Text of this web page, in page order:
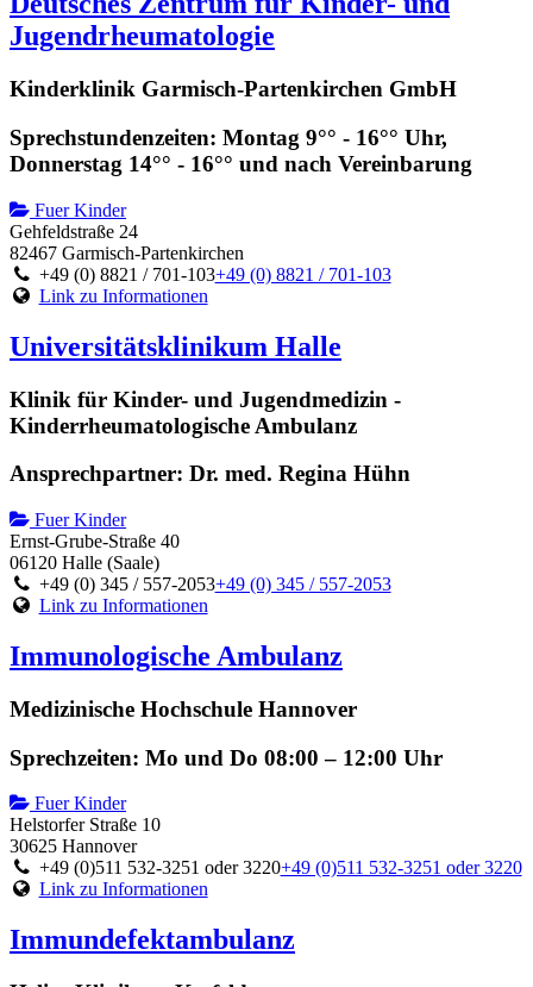
Jugendrheumatologie
Kinderklinik Garmisch-Partenkirchen GmbH
Sprechstundenzeiten: Montag 9°° - 16°° Uhr,
Donnerstag 14°° - 16°° und nach Vereinbarung
Fuer Kinder
Gehfeldstraße 24
82467 Garmisch-Partenkirchen
+49 (0) 8821 / 701-103+49 (0) 8821 / 701-103
Link zu Informationen
Universitätsklinikum Halle
Klinik für Kinder- und Jugendmedizin -
Kinderrheumatologische Ambulanz
Ansprechpartner: Dr. med. Regina Hühn
Fuer Kinder
Ernst-Grube-Straße 40
06120 Halle (Saale)
+49 (0) 345 / 557-2053+49 (0) 345 / 557-2053
Link zu Informationen
Immunologische Ambulanz
Medizinische Hochschule Hannover
Sprechzeiten: Mo und Do 08:00 – 12:00 Uhr
Fuer Kinder
Helstorfer Straße 10
30625 Hannover
+49 (0)511 532-3251 oder 3220+49 (0)511 532-3251 oder 3220
Link zu Informationen
Immundefektambulanz